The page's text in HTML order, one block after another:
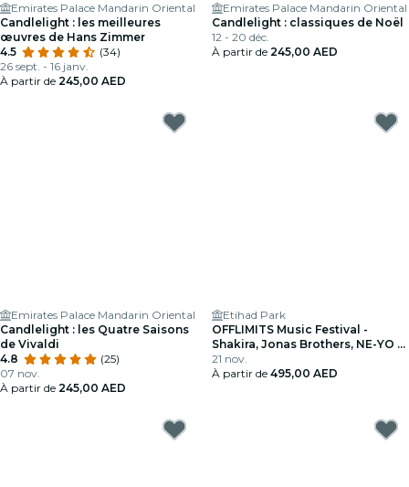
Emirates Palace Mandarin Oriental
Candlelight : les meilleures
œuvres de Hans Zimmer
4.5
(34)
26 sept. - 16 janv.
À partir de 245,00 AED
Emirates Palace Mandarin Oriental
Candlelight : classiques de Noël
12 - 20 déc.
À partir de 245,00 AED
Emirates Palace Mandarin Oriental
Candlelight : les Quatre Saisons
de Vivaldi
4.8
(25)
07 nov.
À partir de 245,00 AED
Etihad Park
OFFLIMITS Music Festival -
Shakira, Jonas Brothers, NE-YO et
plus
21 nov.
À partir de 495,00 AED